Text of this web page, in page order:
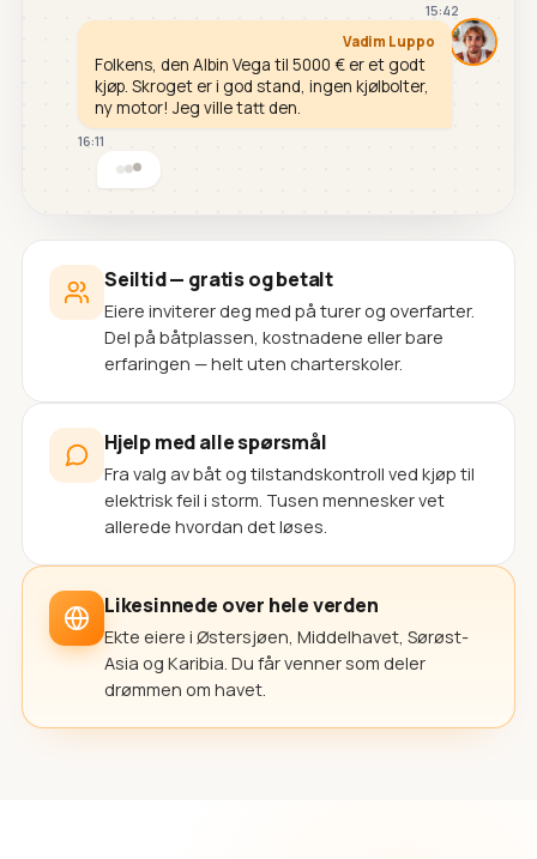
15:42
Vadim Luppo
Folkens, den Albin Vega til 5000 € er et godt
kjøp. Skroget er i god stand, ingen kjølbolter,
ny motor! Jeg ville tatt den.
16:11
Seiltid — gratis og betalt
Eiere inviterer deg med på turer og overfarter.
Del på båtplassen, kostnadene eller bare
erfaringen — helt uten charterskoler.
Hjelp med alle spørsmål
Fra valg av båt og tilstandskontroll ved kjøp til
elektrisk feil i storm. Tusen mennesker vet
allerede hvordan det løses.
Likesinnede over hele verden
Ekte eiere i Østersjøen, Middelhavet, Sørøst-
Asia og Karibia. Du får venner som deler
drømmen om havet.